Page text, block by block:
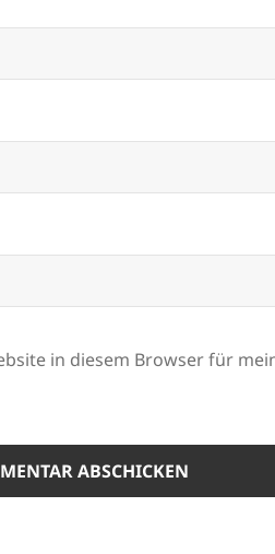
in diesem Browser für